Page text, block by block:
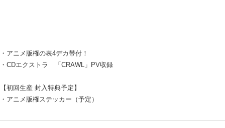
・アニメ版権の表4デカ帯付！
・CDエクストラ 「CRAWL」PV収録
【初回生産 封入特典予定】
・アニメ版権ステッカー（予定）